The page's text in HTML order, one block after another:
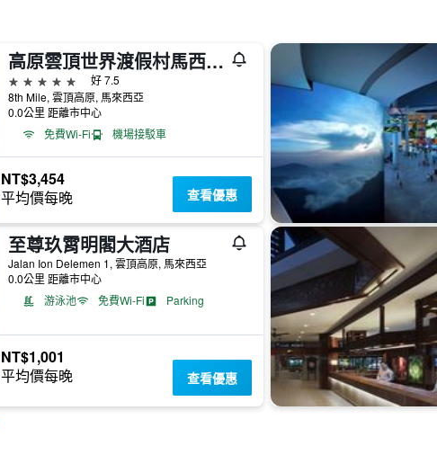
高原雲頂世界渡假村馬西姆酒店 - 雲頂高原
5星級
好 7.5
8th Mile, 雲頂高原, 馬來西亞
0.0公里 距離市中心
免費Wi-Fi
機場接駁車
NT$3,454
平均價每晚 查看優惠
至尊玖霄明閣大酒店
Jalan Ion Delemen 1, 雲頂高原, 馬來西亞
0.0公里 距離市中心
游泳池
免費Wi-Fi Parking
NT$1,001
平均價每晚 查看優惠